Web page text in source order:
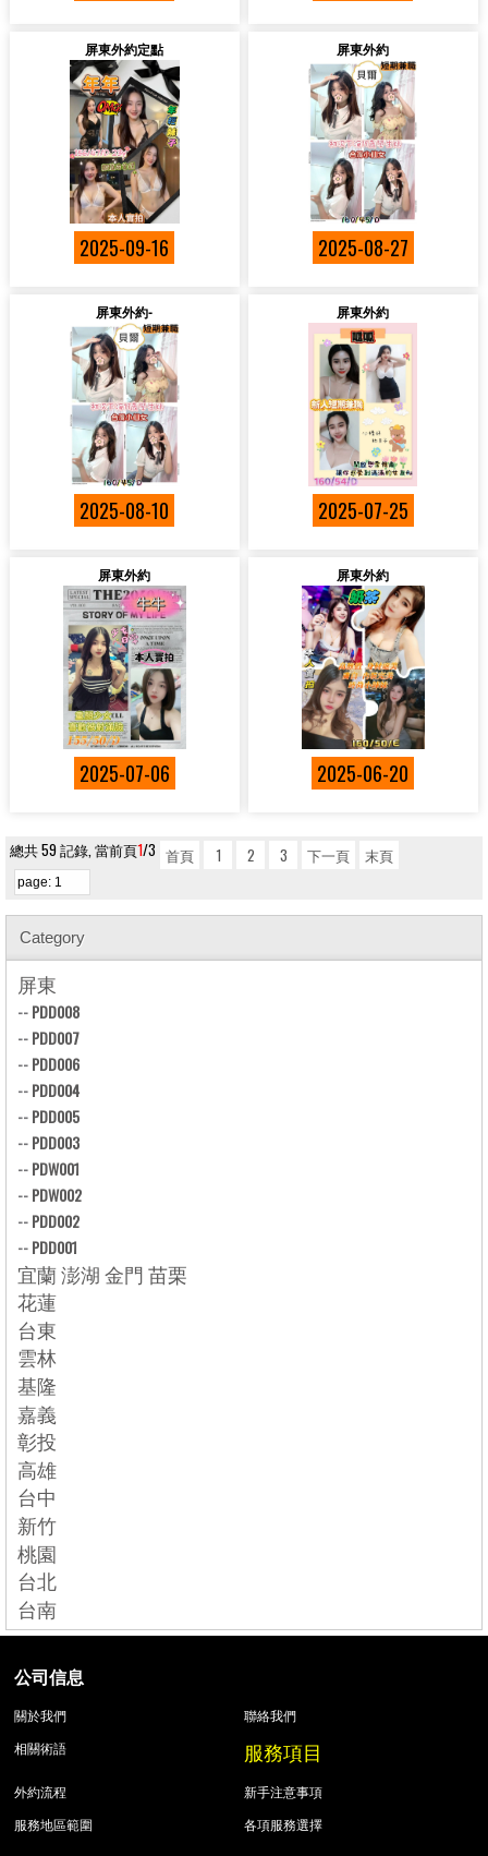
屏東外約定點
2025-09-16
屏東外約
2025-08-27
屏東外約-
2025-08-10
屏東外約
2025-07-25
屏東外約
2025-07-06
屏東外約
2025-06-20
總共 59 記錄, 當前頁1/3 首頁 1 2 3 下一頁 末頁
Category
屏東
--PDD008
--PDD007
--PDD006
--PDD004
--PDD005
--PDD003
--PDW001
--PDW002
--PDD002
--PDD001
宜蘭 澎湖 金門 苗栗
花蓮
台東
雲林
基隆
嘉義
彰投
高雄
台中
新竹
桃園
台北
台南
公司信息
關於我們
聯絡我們
相關術語
服務項目
外約流程
新手注意事項
服務地區範圍
各項服務選擇